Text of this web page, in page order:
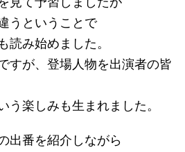
うということで
読み始めました。
すが、登場人物を出演者の皆
う楽しみも生まれました。
出番を紹介しながら